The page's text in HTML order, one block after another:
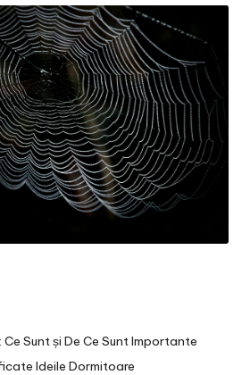
Sunt și De Ce Sunt Importante
Ideile Dormitoare